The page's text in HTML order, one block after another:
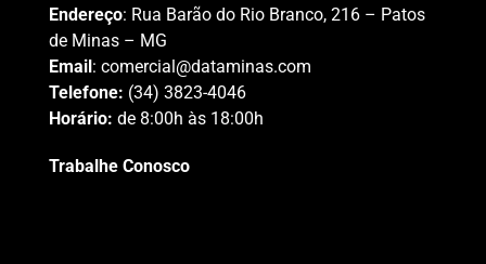
Endereço: Rua Barão do Rio Branco, 216 – Patos
de Minas – MG
Email: comercial@dataminas.com
Telefone: (34) 3823-4046
Horário: de 8:00h às 18:00h
Trabalhe Conosco